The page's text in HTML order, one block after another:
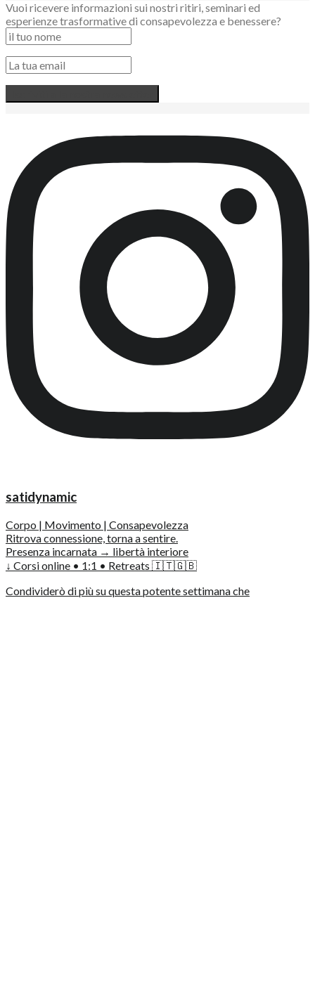
Vuoi ricevere informazioni sui nostri ritiri, seminari ed
esperienze trasformative di consapevolezza e benessere?
satidynamic
Corpo | Movimento | Consapevolezza
Ritrova connessione, torna a sentire.
Presenza incarnata → libertà interiore
↓ Corsi online • 1:1 • Retreats 🇮🇹🇬🇧
Condividerò di più su questa potente settimana che